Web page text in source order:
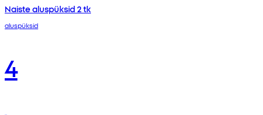
Naiste aluspüksid 2 tk
aluspüksid
4